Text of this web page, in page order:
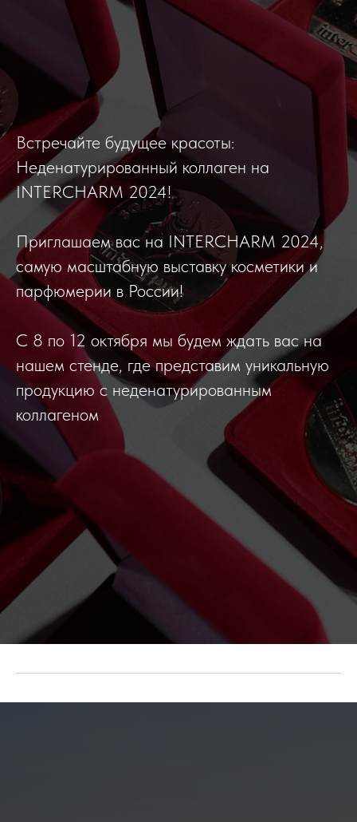
Встречайте будущее красоты:
Неденатурированный коллаген на
INTERCHARM 2024!
Приглашаем вас на INTERCHARM 2024,
самую масштабную выставку косметики и
парфюмерии в России!
С 8 по 12 октября мы будем ждать вас на
нашем стенде, где представим уникальную
продукцию с неденатурированным
коллагеном